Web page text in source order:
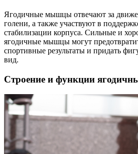
Ягодичные мышцы отвечают за
голени, а также участвуют в
стабилизации корпуса. Сильные и
ягодичные мышцы могут
спортивные результаты и придать
вид.
Строение и функции